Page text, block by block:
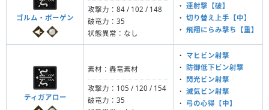
ゴルム・ボーゲン
攻撃力：84 / 102 / 148
破竜力：35
状態異常：なし
・ 連射撃【破】
・ 切り替え上手【中】
・ 飛翔にらみ撃ち【重】
ティガアロー
素材：轟竜素材
攻撃力：105 / 120 / 154
破竜力：35
・ マヒビン射撃
・
防御低下ビン射撃
・
閃光ビン射撃
・ 減気ビン射撃
・ 弓の心得【中】